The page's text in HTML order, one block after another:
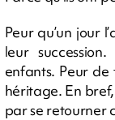
Peur qu’un jour
leur
enfants. Peur
héritage. En
par se retourner